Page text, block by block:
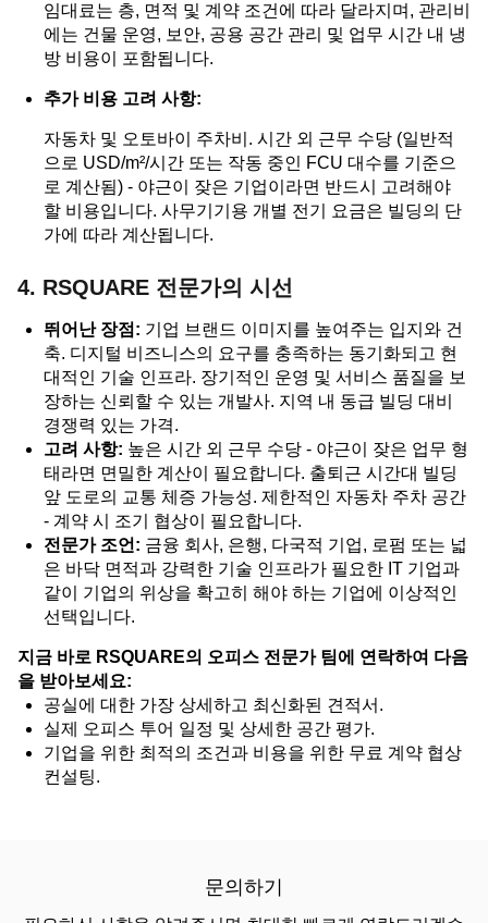
임대료는 층, 면적 및 계약 조건에 따라 달라지며, 관리비
에는 건물 운영, 보안, 공용 공간 관리 및 업무 시간 내 냉
방 비용이 포함됩니다.
추가 비용 고려 사항:
자동차 및 오토바이 주차비. 시간 외 근무 수당 (일반적
으로 USD/m²/시간 또는 작동 중인 FCU 대수를 기준으
로 계산됨) - 야근이 잦은 기업이라면 반드시 고려해야
할 비용입니다. 사무기기용 개별 전기 요금은 빌딩의 단
가에 따라 계산됩니다.
4. RSQUARE 전문가의 시선
뛰어난 장점: 기업 브랜드 이미지를 높여주는 입지와 건
축. 디지털 비즈니스의 요구를 충족하는 동기화되고 현
대적인 기술 인프라. 장기적인 운영 및 서비스 품질을 보
장하는 신뢰할 수 있는 개발사. 지역 내 동급 빌딩 대비
경쟁력 있는 가격.
고려 사항: 높은 시간 외 근무 수당 - 야근이 잦은 업무 형
태라면 면밀한 계산이 필요합니다. 출퇴근 시간대 빌딩
앞 도로의 교통 체증 가능성. 제한적인 자동차 주차 공간
- 계약 시 조기 협상이 필요합니다.
전문가 조언: 금융 회사, 은행, 다국적 기업, 로펌 또는 넓
은 바닥 면적과 강력한 기술 인프라가 필요한 IT 기업과
같이 기업의 위상을 확고히 해야 하는 기업에 이상적인
선택입니다.
지금 바로 RSQUARE의 오피스 전문가 팀에 연락하여 다음
을 받아보세요:
공실에 대한 가장 상세하고 최신화된 견적서.
실제 오피스 투어 일정 및 상세한 공간 평가.
기업을 위한 최적의 조건과 비용을 위한 무료 계약 협상
컨설팅.
문의하기